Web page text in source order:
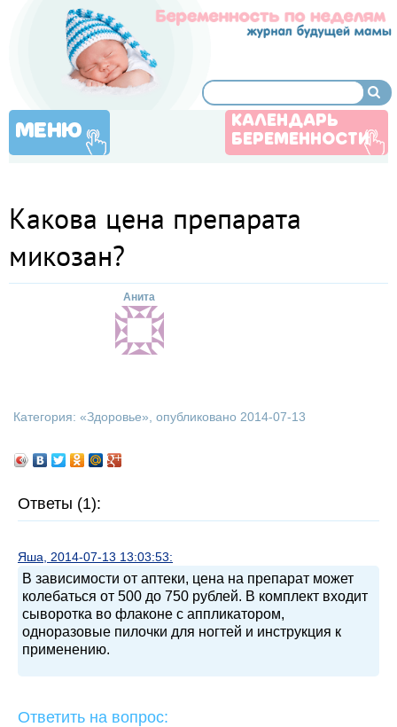
МЕНЮ
КАЛЕНДАРЬ
БЕРЕМЕННОСТИ
Какова цена препарата
микозан?
Анита
Категория: «Здоровье», опубликовано 2014-07-13
Ответы (1):
Яша, 2014-07-13 13:03:53:
В зависимости от аптеки, цена на препарат может
колебаться от 500 до 750 рублей. В комплект входит
сыворотка во флаконе с аппликатором,
одноразовые пилочки для ногтей и инструкция к
применению.
Ответить на вопрос: